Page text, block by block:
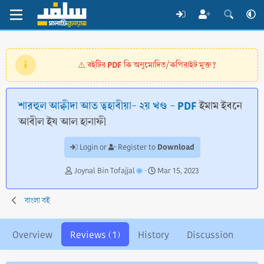
⚠️বইটির PDF কি অনুমোদিত/কপিরাইট মুক্ত?
শারহুল আক্বীদা আত ত্বহাবীয়া- ২য় খণ্ড - PDFইমাম ইবনে
আবীল ইয আল হানাফী
Login or Register to Download
A
t
Joynal Bin Tofajjal
C
e
o
n
d
Mar 15, 2023
বাংলা বই
Overview Reviews (1) History Discussion